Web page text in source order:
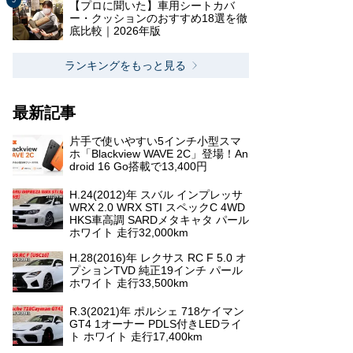
【プロに聞いた】車用シートカバ
ー・クッションのおすすめ18選を徹
底比較｜2026年版
ランキングをもっと見る
最新記事
片手で使いやすい5インチ小型スマ
ホ「Blackview WAVE 2C」登場！An
droid 16 Go搭載で13,400円
H.24(2012)年 スバル インプレッサ
WRX 2.0 WRX STI スペックC 4WD
HKS車高調 SARDメタキャタ パール
ホワイト 走行32,000km
H.28(2016)年 レクサス RC F 5.0 オ
プションTVD 純正19インチ パール
ホワイト 走行33,500km
R.3(2021)年 ポルシェ 718ケイマン
GT4 1オーナー PDLS付きLEDライ
ト ホワイト 走行17,400km